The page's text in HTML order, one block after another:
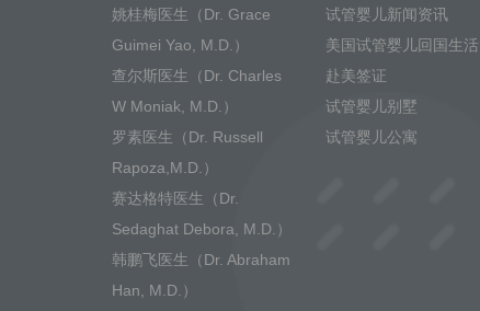
姚桂梅医生（Dr. Grace
Guimei Yao, M.D.）
查尔斯医生（Dr. Charles
W Moniak, M.D.）
罗素医生（Dr. Russell
Rapoza,M.D.）
赛达格特医生（Dr.
Sedaghat Debora, M.D.）
韩鹏飞医生（Dr. Abraham
Han, M.D.）
试管婴儿新闻资讯
美国试管婴儿回国生活
赴美签证
试管婴儿别墅
试管婴儿公寓